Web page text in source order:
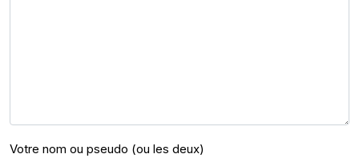
Votre nom ou pseudo (ou les deux)